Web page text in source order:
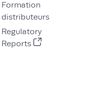
Formation
distributeurs
Regulatory
Reports